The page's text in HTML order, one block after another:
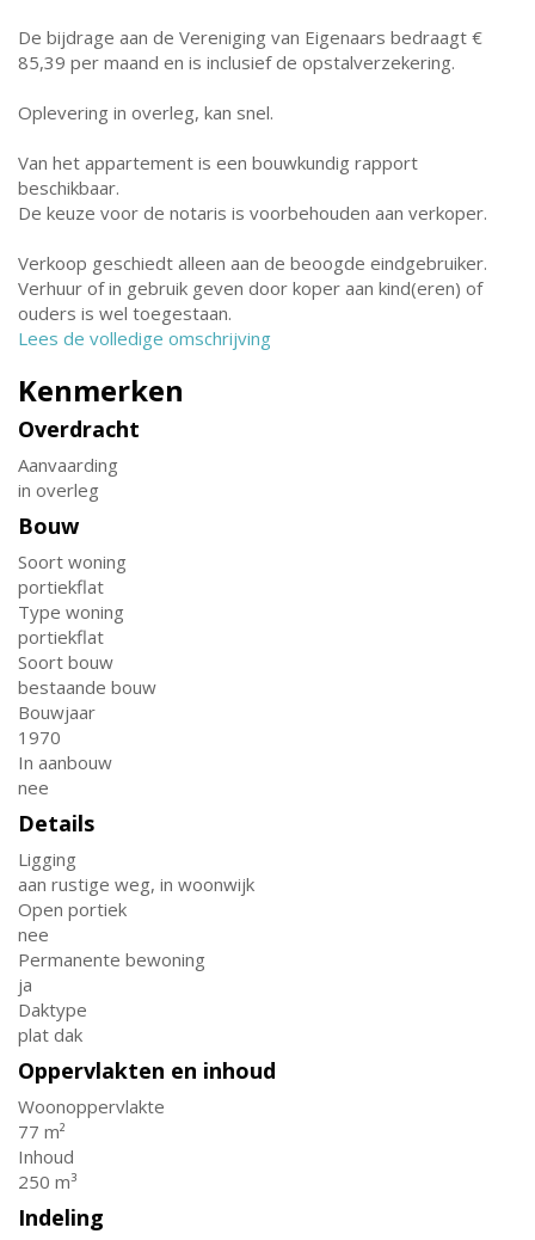
De bijdrage aan de Vereniging van Eigenaars bedraagt €
85,39 per maand en is inclusief de opstalverzekering.
Oplevering in overleg, kan snel.
Van het appartement is een bouwkundig rapport
beschikbaar.
De keuze voor de notaris is voorbehouden aan verkoper.
Verkoop geschiedt alleen aan de beoogde eindgebruiker.
Verhuur of in gebruik geven door koper aan kind(eren) of
ouders is wel toegestaan.
Lees de volledige omschrijving
Kenmerken
Overdracht
Aanvaarding
in overleg
Bouw
Soort woning
portiekflat
Type woning
portiekflat
Soort bouw
bestaande bouw
Bouwjaar
1970
In aanbouw
nee
Details
Ligging
aan rustige weg, in woonwijk
Open portiek
nee
Permanente bewoning
ja
Daktype
plat dak
Oppervlakten en inhoud
Woonoppervlakte
77 m²
Inhoud
250 m³
Indeling